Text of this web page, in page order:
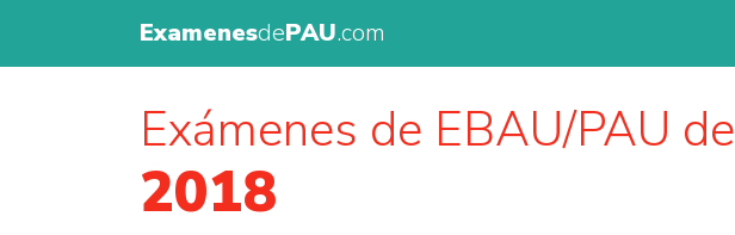
ExamenesdePAU.com
Exámenes de EBAU/PAU de
2018